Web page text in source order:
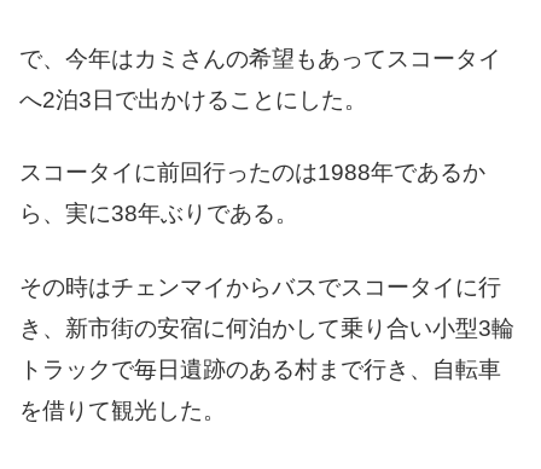
で、今年はカミさんの希望もあってスコータイ
へ2泊3日で出かけることにした。
スコータイに前回行ったのは1988年であるか
ら、実に38年ぶりである。
その時はチェンマイからバスでスコータイに行
き、新市街の安宿に何泊かして乗り合い小型3輪
トラックで毎日遺跡のある村まで行き、自転車
を借りて観光した。